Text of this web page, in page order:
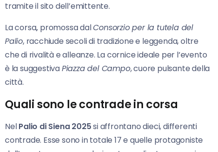
tramite il sito dell’emittente.
La corsa, promossa dalConsorzio per la tutela del
Palio, racchiude secoli di tradizione e leggenda, oltre
che di rivalità e alleanze. La cornice ideale per l’evento
è la suggestivaPiazza del Campo, cuore pulsante della
città.
Quali sono le contrade in corsa
NelPalio di Siena 2025si affrontano dieci, differenti
contrade. Esse sono in totale 17 e quelle protagoniste